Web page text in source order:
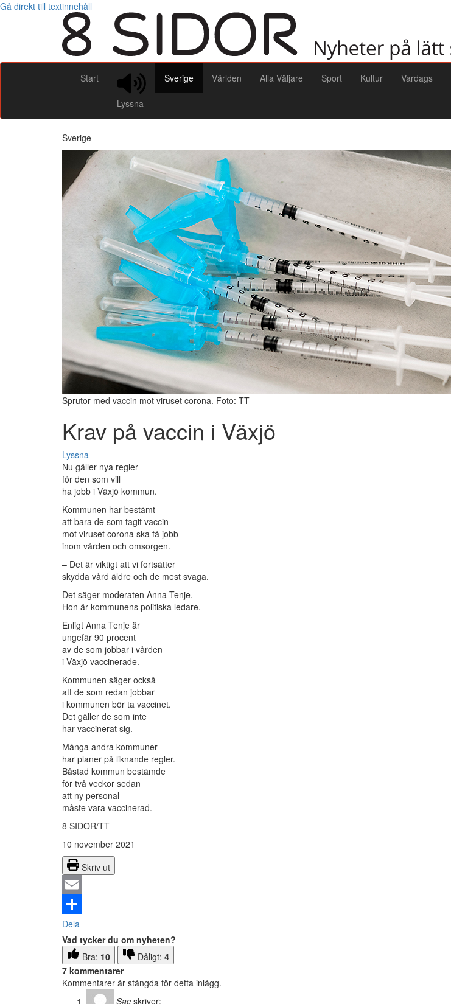
Gå direkt till textinnehåll
Start
Lyssna
Sverige Världen Alla Väljare Sport Kultur Vardags
Sverige
Sprutor med vaccin mot viruset corona. Foto: TT
Krav på vaccin i Växjö
Lyssna
Nu gäller nya regler
för den som vill
ha jobb i Växjö kommun.
Kommunen har bestämt
att bara de som tagit vaccin
mot viruset corona ska få jobb
inom vården och omsorgen.
– Det är viktigt att vi fortsätter
skydda vård äldre och de mest svaga.
Det säger moderaten Anna Tenje.
Hon är kommunens politiska ledare.
Enligt Anna Tenje är
ungefär 90 procent
av de som jobbar i vården
i Växjö vaccinerade.
Kommunen säger också
att de som redan jobbar
i kommunen bör ta vaccinet.
Det gäller de som inte
har vaccinerat sig.
Många andra kommuner
har planer på liknande regler.
Båstad kommun bestämde
för två veckor sedan
att ny personal
måste vara vaccinerad.
8 SIDOR/TT
10 november 2021
Skriv ut
Email
Dela
Vad tycker du om nyheten?
Bra: 10 Dåligt: 4
7 kommentarer
Kommentarer är stängda för detta inlägg.
Sac skriver: